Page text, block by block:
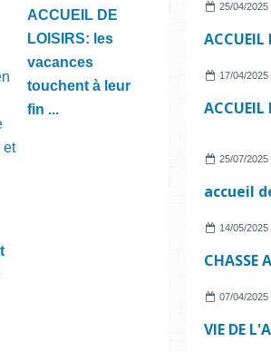
ACCUEIL DE
LOISIRS: les
vacances
touchent à leur
fin ...
25/04/2025
17/04/2025
25/07/2025
14/05/2025
07/04/2025